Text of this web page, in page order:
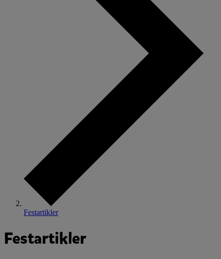
Festartikler
Festartikler